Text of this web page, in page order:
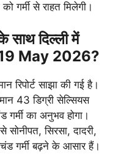
गर्मी से राहत मिलेगी।
साथ दिल्ली में
19 May 2026?
रिपोर्ट साझा की गई है।
43 डिग्री सेल्सियस
का अनुभव होगा।
सोनीपत, सिरसा, दादरी,
गर्मी बढ़ने के आसार हैं।